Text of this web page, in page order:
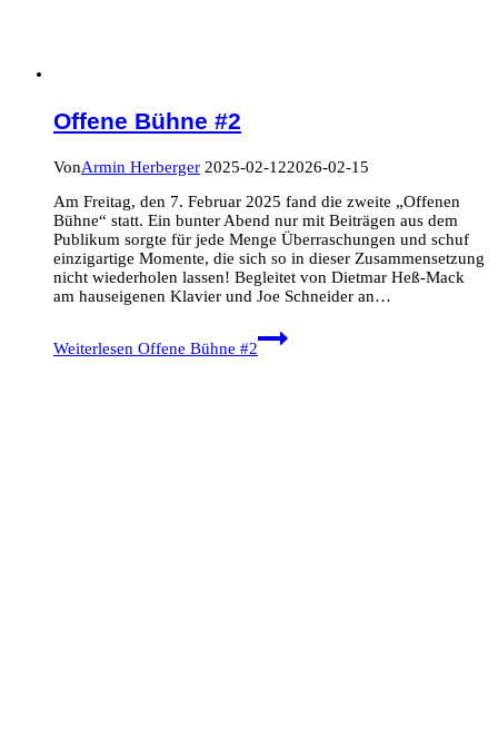
Offene Bühne #2
VonArmin Herberger 2025-02-122026-02-15
Am Freitag, den 7. Februar 2025 fand die zweite „Offenen
Bühne“ statt. Ein bunter Abend nur mit Beiträgen aus dem
Publikum sorgte für jede Menge Überraschungen und schuf
einzigartige Momente, die sich so in dieser Zusammensetzung
nicht wiederholen lassen! Begleitet von Dietmar Heß-Mack
am hauseigenen Klavier und Joe Schneider an…
Weiterlesen Offene Bühne #2